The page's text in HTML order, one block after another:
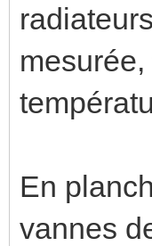
En
vannes